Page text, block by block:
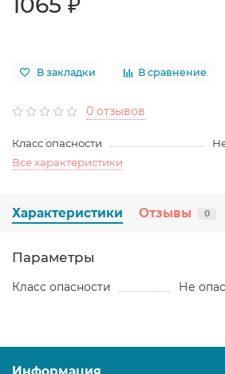
В закладки В сравнение
0 отзывов
Класс опасности
Все характеристики
Характеристики Отзывы 0
Параметры
Класс опасности Не